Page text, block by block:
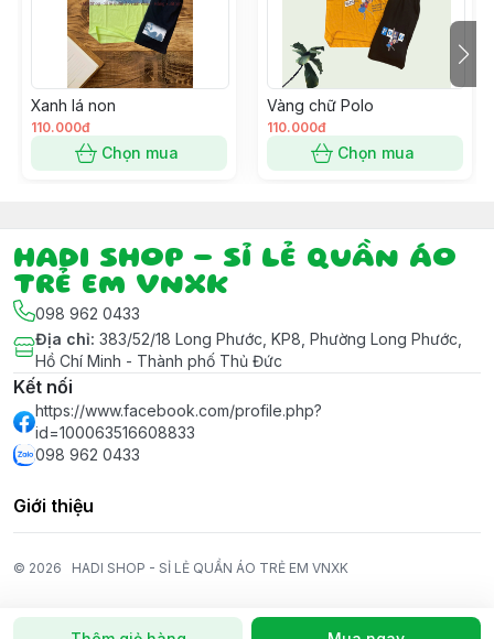
Xanh lá non
110.000đ
Chọn mua
Vàng chữ Polo
110.000đ
Chọn mua
HADI SHOP - SỈ LẺ QUẦN ÁO
TRẺ EM VNXK
098 962 0433
Địa chỉ: 383/52/18 Long Phước, KP8, Phường Long Phước,
Hồ Chí Minh - Thành phố Thủ Đức
Kết nối
https://www.facebook.com/profile.php?
id=100063516608833
098 962 0433
Giới thiệu
© 2026 HADI SHOP - SỈ LẺ QUẦN ÁO TRẺ EM VNXK